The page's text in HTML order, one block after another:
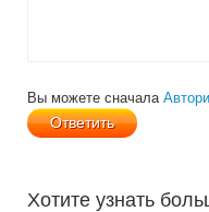
Вы можете сначала
Хотите узнать